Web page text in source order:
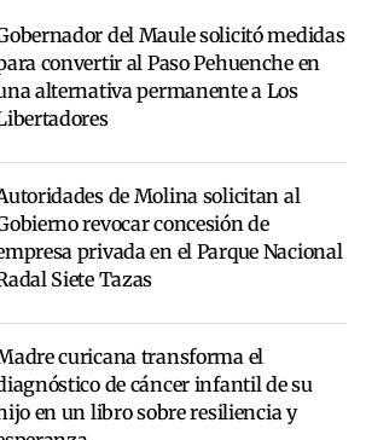
del Maule solicitó medidas
convertir al Paso Pehuenche en
alternativa permanente a Los
de Molina solicitan al
revocar concesión de
privada en el Parque Nacional
Siete Tazas
curicana transforma el
de cáncer infantil de su
en un libro sobre resiliencia y